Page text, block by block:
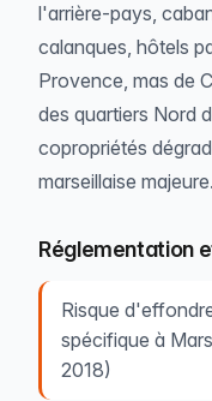
l'arrière-pays,
calanques, hôtels
Provence, mas de
des quartiers Nord
copropriétés
marseillaise majeure.
Réglementation
Risque
spécifique à
2018)